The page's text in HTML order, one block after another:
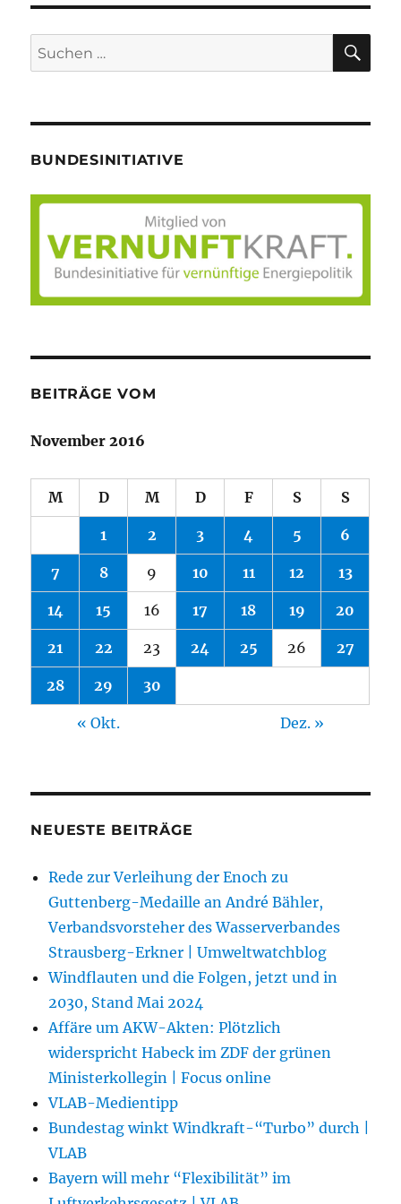
Suche
nach:
BUNDESINITIATIVE
BEITRÄGE VOM
November 2016
M D M D F S S
1 2 3 4 5 6
7 8 9 10 11 12 13
14 15 16 17 18 19 20
21 22 23 24 25 26 27
28 29 30
« Okt. Dez. »
NEUESTE BEITRÄGE
Rede zur Verleihung der Enoch zu
Guttenberg-Medaille an André Bähler,
Verbandsvorsteher des Wasserverbandes
Strausberg-Erkner | Umweltwatchblog
Windflauten und die Folgen, jetzt und in
2030, Stand Mai 2024
Affäre um AKW-Akten: Plötzlich
widerspricht Habeck im ZDF der grünen
Ministerkollegin | Focus online
VLAB-Medientipp
Bundestag winkt Windkraft-“Turbo” durch |
VLAB
Bayern will mehr “Flexibilität” im